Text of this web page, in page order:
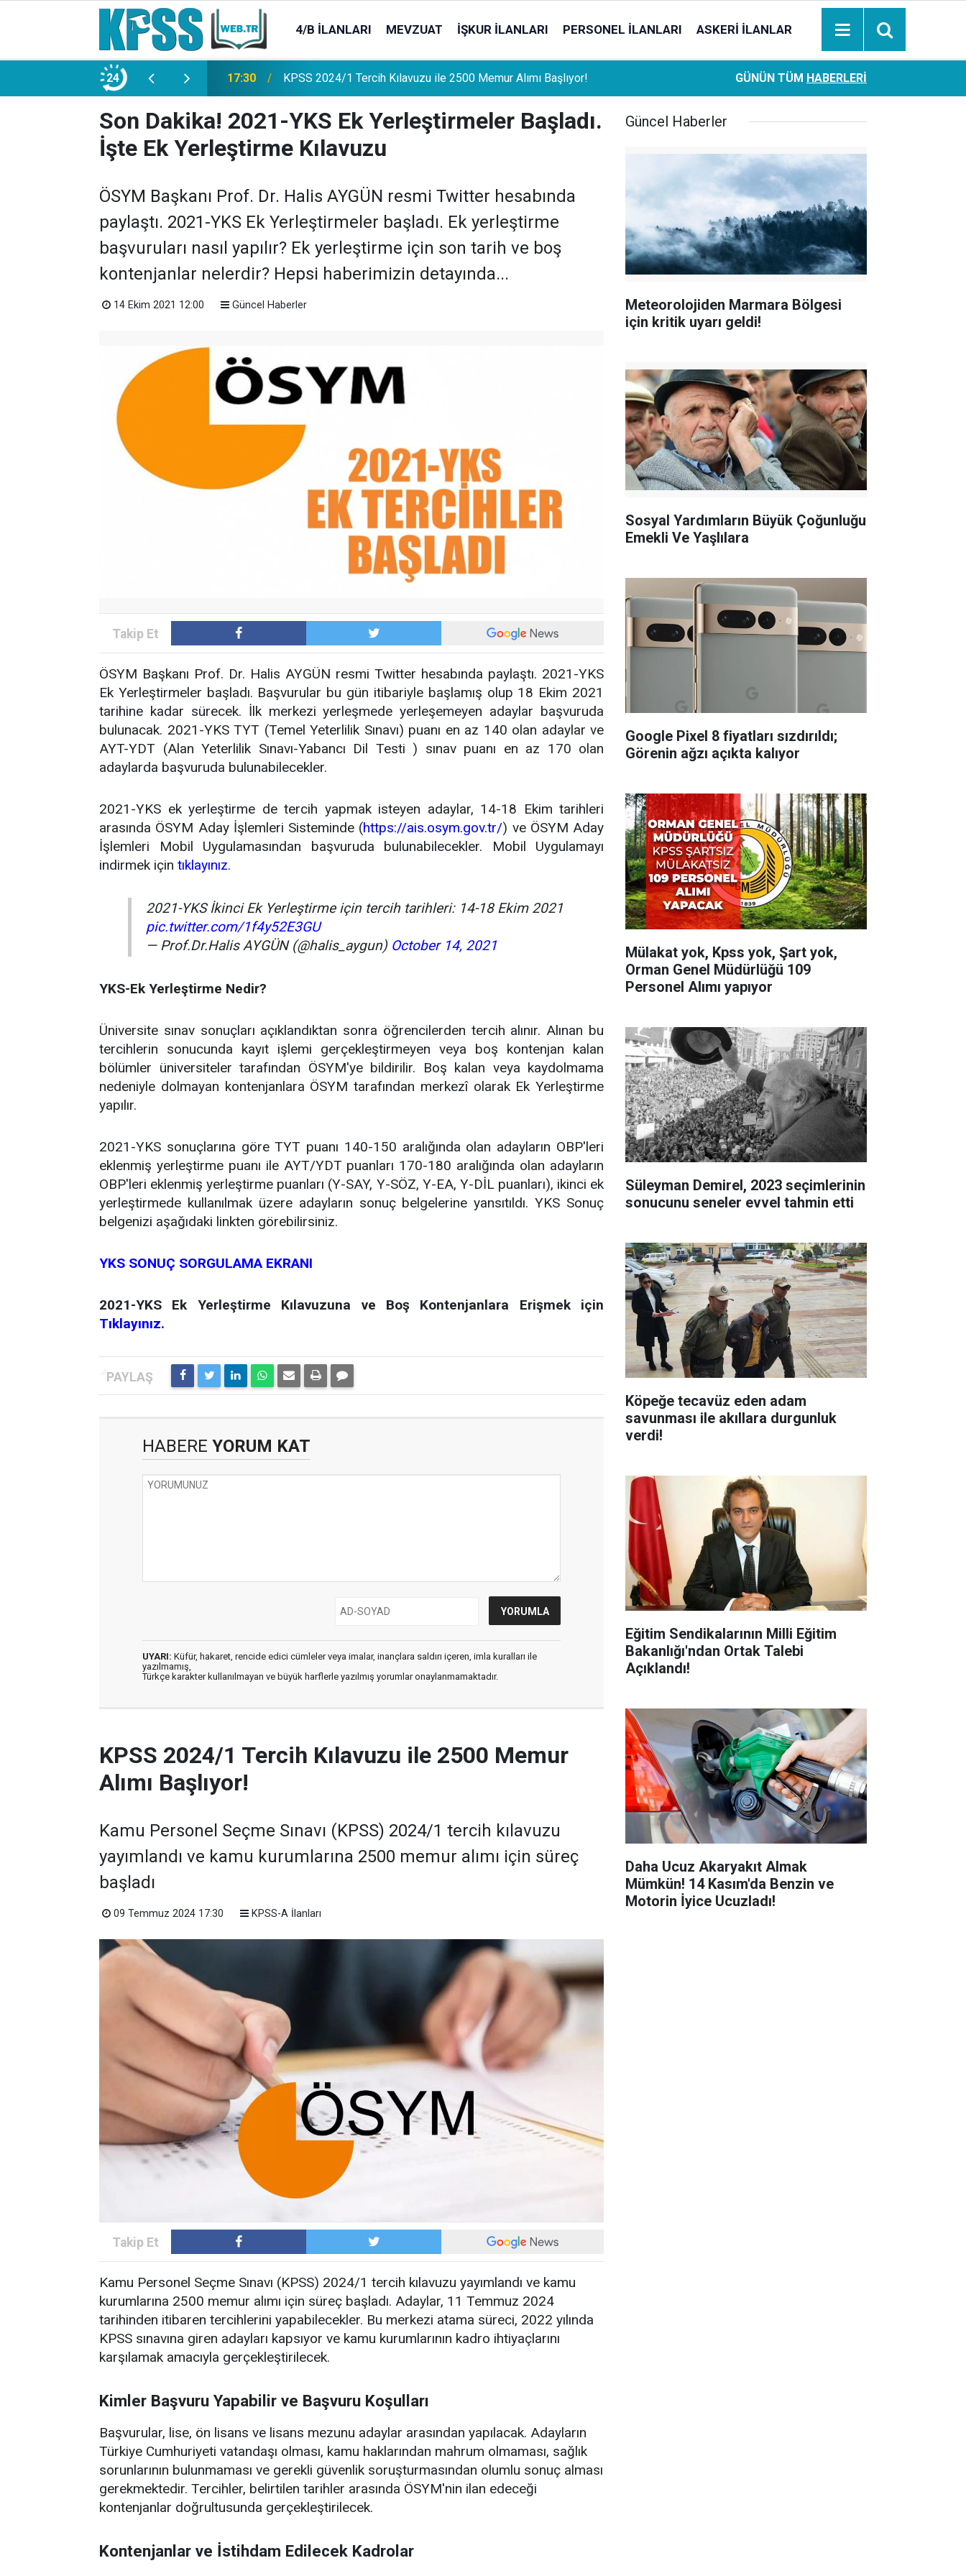
4/B İLANLARI MEVZUAT İŞKUR İLANLARI PERSONEL İLANLARI ASKERI İLANLAR
24
Memur Alımı Başlıyor! 21:20 TL Mevduat Sahipleri İçin Önemli Gelişme: Stopaj Oranları Artıyor!
Ziraat Bankası başvuran emeklilere hemen ödeme
hesaplara geçiyor
GÜNÜN TÜM HABERLERI
Son Dakika! 2021-YKS Ek Yerleştirmeler Başladı.
İşte Ek Yerleştirme Kılavuzu
ÖSYM Başkanı Prof. Dr. Halis AYGÜN resmi Twitter hesabında
paylaştı. 2021-YKS Ek Yerleştirmeler başladı. Ek yerleştirme
başvuruları nasıl yapılır? Ek yerleştirme için son tarih ve boş
kontenjanlar nelerdir? Hepsi haberimizin detayında...
14 Ekim 2021 12:00 Güncel Haberler
ÖSYM Başkanı Prof. Dr. Halis AYGÜN resmi Twitter hesabında paylaştı. 2021-YKS
Ek Yerleştirmeler başladı. Başvurular bu gün itibariyle başlamış olup 18 Ekim 2021
tarihine kadar sürecek. İlk merkezi yerleşmede yerleşemeyen adaylar başvuruda
bulunacak. 2021-YKS TYT (Temel Yeterlilik Sınavı) puanı en az 140 olan adaylar ve
AYT-YDT (Alan Yeterlilik Sınavı-Yabancı Dil Testi ) sınav puanı en az 170 olan
adaylarda başvuruda bulunabilecekler.
2021-YKS ek yerleştirme de tercih yapmak isteyen adaylar, 14-18 Ekim tarihleri
arasında ÖSYM Aday İşlemleri Sisteminde (https://ais.osym.gov.tr/) ve ÖSYM Aday
İşlemleri Mobil Uygulamasından başvuruda bulunabilecekler. Mobil Uygulamayı
indirmek için tıklayınız.
2021-YKS İkinci Ek Yerleştirme için tercih tarihleri: 14-18 Ekim 2021
pic.twitter.com/1f4y52E3GU
— Prof.Dr.Halis AYGÜN (@halis_aygun) October 14, 2021
YKS-Ek Yerleştirme Nedir?
Üniversite sınav sonuçları açıklandıktan sonra öğrencilerden tercih alınır. Alınan bu
tercihlerin sonucunda kayıt işlemi gerçekleştirmeyen veya boş kontenjan kalan
bölümler üniversiteler tarafından ÖSYM'ye bildirilir. Boş kalan veya kaydolmama
nedeniyle dolmayan kontenjanlara ÖSYM tarafından merkezî olarak Ek Yerleştirme
yapılır.
2021-YKS sonuçlarına göre TYT puanı 140-150 aralığında olan adayların OBP'leri
eklenmiş yerleştirme puanı ile AYT/YDT puanları 170-180 aralığında olan adayların
OBP'leri eklenmiş yerleştirme puanları (Y-SAY, Y-SÖZ, Y-EA, Y-DİL puanları), ikinci ek
yerleştirmede kullanılmak üzere adayların sonuç belgelerine yansıtıldı. YKS Sonuç
belgenizi aşağıdaki linkten görebilirsiniz.
YKS SONUÇ SORGULAMA EKRANI
2021-YKS Ek Yerleştirme Kılavuzuna ve Boş Kontenjanlara Erişmek için
Tıklayınız.
HABERE YORUM KAT
UYARI: Küfür, hakaret, rencide edici cümleler veya imalar, inançlara saldırı içeren, imla kuralları ile
yazılmamış,
Türkçe karakter kullanılmayan ve büyük harflerle yazılmış yorumlar onaylanmamaktadır.
KPSS 2024/1 Tercih Kılavuzu ile 2500 Memur
Alımı Başlıyor!
Kamu Personel Seçme Sınavı (KPSS) 2024/1 tercih kılavuzu
yayımlandı ve kamu kurumlarına 2500 memur alımı için süreç
başladı
09 Temmuz 2024 17:30 KPSS-A İlanları
Kamu Personel Seçme Sınavı (KPSS) 2024/1 tercih kılavuzu yayımlandı ve kamu
kurumlarına 2500 memur alımı için süreç başladı. Adaylar, 11 Temmuz 2024
tarihinden itibaren tercihlerini yapabilecekler. Bu merkezi atama süreci, 2022 yılında
KPSS sınavına giren adayları kapsıyor ve kamu kurumlarının kadro ihtiyaçlarını
karşılamak amacıyla gerçekleştirilecek.
Kimler Başvuru Yapabilir ve Başvuru Koşulları
Başvurular, lise, ön lisans ve lisans mezunu adaylar arasından yapılacak. Adayların
Türkiye Cumhuriyeti vatandaşı olması, kamu haklarından mahrum olmaması, sağlık
sorunlarının bulunmaması ve gerekli güvenlik soruşturmasından olumlu sonuç alması
gerekmektedir. Tercihler, belirtilen tarihler arasında ÖSYM'nin ilan edeceği
kontenjanlar doğrultusunda gerçekleştirilecek.
Kontenjanlar ve İstihdam Edilecek Kadrolar
Güncel Haberler
Meteorolojiden Marmara Bölgesi
için kritik uyarı geldi!
Sosyal Yardımların Büyük Çoğunluğu
Emekli Ve Yaşlılara
Google Pixel 8 fiyatları sızdırıldı;
Görenin ağzı açıkta kalıyor
Mülakat yok, Kpss yok, Şart yok,
Orman Genel Müdürlüğü 109
Personel Alımı yapıyor
Süleyman Demirel, 2023 seçimlerinin
sonucunu seneler evvel tahmin etti
Köpeğe tecavüz eden adam
savunması ile akıllara durgunluk
verdi!
Eğitim Sendikalarının Milli Eğitim
Bakanlığı'ndan Ortak Talebi
Açıklandı!
Daha Ucuz Akaryakıt Almak
Mümkün! 14 Kasım'da Benzin ve
Motorin İyice Ucuzladı!